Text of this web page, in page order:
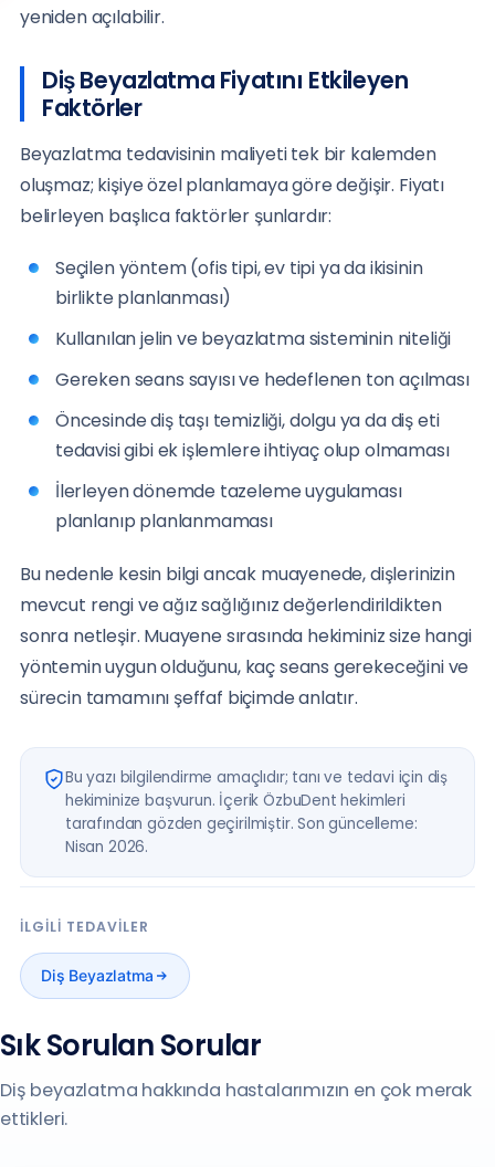
yeniden açılabilir.
Diş Beyazlatma Fiyatını Etkileyen
Faktörler
Beyazlatma tedavisinin maliyeti tek bir kalemden
oluşmaz; kişiye özel planlamaya göre değişir. Fiyatı
belirleyen başlıca faktörler şunlardır:
Seçilen yöntem (ofis tipi, ev tipi ya da ikisinin
birlikte planlanması)
Kullanılan jelin ve beyazlatma sisteminin niteliği
Gereken seans sayısı ve hedeflenen ton açılması
Öncesinde diş taşı temizliği, dolgu ya da diş eti
tedavisi gibi ek işlemlere ihtiyaç olup olmaması
İlerleyen dönemde tazeleme uygulaması
planlanıp planlanmaması
Bu nedenle kesin bilgi ancak muayenede, dişlerinizin
mevcut rengi ve ağız sağlığınız değerlendirildikten
sonra netleşir. Muayene sırasında hekiminiz size hangi
yöntemin uygun olduğunu, kaç seans gerekeceğini ve
sürecin tamamını şeffaf biçimde anlatır.
Bu yazı bilgilendirme amaçlıdır; tanı ve tedavi için diş
hekiminize başvurun. İçerik ÖzbuDent hekimleri
tarafından gözden geçirilmiştir. Son güncelleme:
Nisan 2026.
İLGILI TEDAVILER
Diş Beyazlatma
Sık Sorulan Sorular
Diş beyazlatma hakkında hastalarımızın en çok merak
ettikleri.